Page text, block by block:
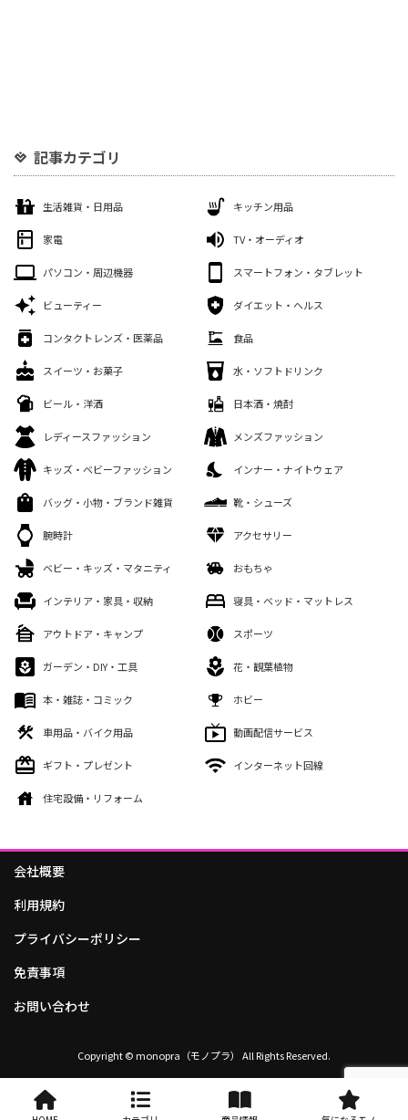
記事カテゴリ
生活雑貨・日用品 キッチン用品
家電 TV・オーディオ
パソコン・周辺機器 スマートフォン・タブレット
ビューティー ダイエット・ヘルス
コンタクトレンズ・医薬品 食品
スイーツ・お菓子 水・ソフトドリンク
ビール・洋酒 日本酒・焼酎
レディースファッション メンズファッション
キッズ・ベビーファッション インナー・ナイトウェア
バッグ・小物・ブランド雑貨 靴・シューズ
腕時計 アクセサリー
ベビー・キッズ・マタニティ おもちゃ
インテリア・家具・収納 寝具・ベッド・マットレス
アウトドア・キャンプ スポーツ
ガーデン・DIY・工具 花・観葉植物
本・雑誌・コミック ホビー
車用品・バイク用品 動画配信サービス
ギフト・プレゼント インターネット回線
住宅設備・リフォーム
会社概要
利用規約
プライバシーポリシー
免責事項
お問い合わせ
Copyright © monopra（モノプラ） All Rights Reserved.